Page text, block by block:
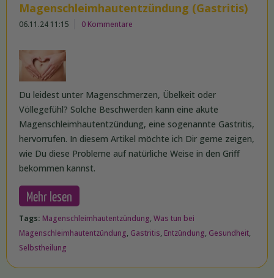
Magenschleimhautentzündung (Gastritis)
06.11.24 11:15 0 Kommentare
Du leidest unter Magenschmerzen, Übelkeit oder
Völlegefühl? Solche Beschwerden kann eine akute
Magenschleimhautentzündung, eine sogenannte Gastritis,
hervorrufen. In diesem Artikel möchte ich Dir gerne zeigen,
wie Du diese Probleme auf natürliche Weise in den Griff
bekommen kannst.
Mehr lesen
Tags: Magenschleimhautentzündung, Was tun bei
Magenschleimhautentzündung, Gastritis, Entzündung, Gesundheit,
Selbstheilung